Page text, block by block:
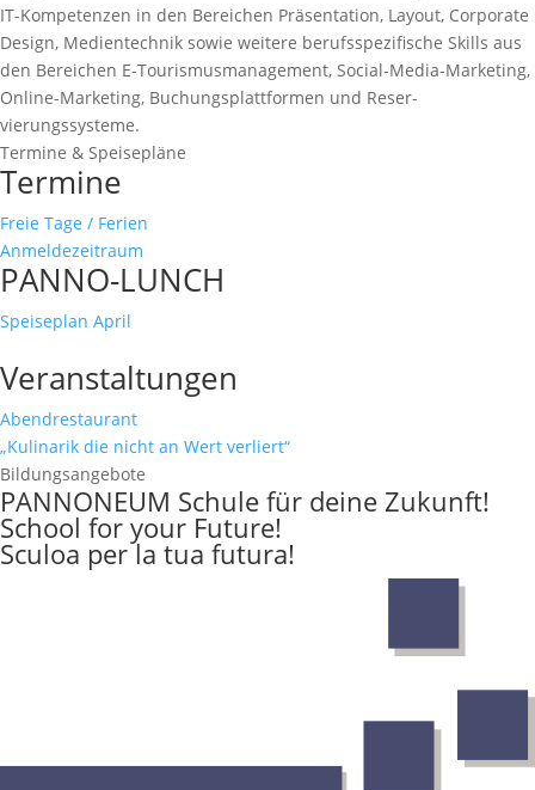
IT-Kompetenzen in den Bereichen Präsentation, Layout, Corporate
Design, Me­dientechnik sowie weitere berufsspezifische Skills aus
den Bereichen E-Tourismus­management, Social-Media-Marketing,
Online-Marketing, Buchungsplattformen und Reser­
vierungssysteme.
Termine & Speisepläne
Termine
Freie Tage / Ferien
Anmeldezeitraum
PANNO-LUNCH
Speiseplan April
Veranstaltungen
Abendrestaurant
„Kulinarik die nicht an Wert verliert“
Bildungsangebote
PANNONEUM Schule für deine Zukunft!
School for your Future!
Sculoa per la tua futura!